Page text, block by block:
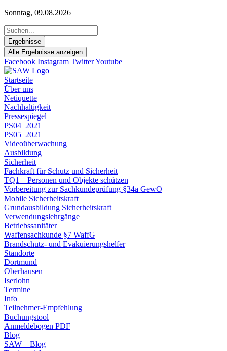
Zum
springen
Sonntag, 09.08.2026
Search
...Ergebnisse
Alle Ergebnisse anzeigen
Facebook Instagram TwitterYoutube
Startseite
Über uns
Netiquette
Nachhaltigkeit
Pressespiegel
PS04_2021
PS05_2021
Videoüberwachung
Ausbildung
Sicherheit
Fachkraft für Schutz und Sicherheit
TQ1 – Personen und Objekte schützen
Vorbereitung zur Sachkundeprüfung §34a GewO
Mobile Sicherheitskraft
Grundausbildung Sicherheitskraft
Verwendungslehrgänge
Betriebssanitäter
Waffensachkunde §7 WaffG
Brandschutz- und Evakuierungshelfer
Standorte
Dortmund
Oberhausen
Iserlohn
Termine
Info
Teilnehmer-Empfehlung
Buchungstool
Anmeldebogen PDF
Blog
SAW – Blog